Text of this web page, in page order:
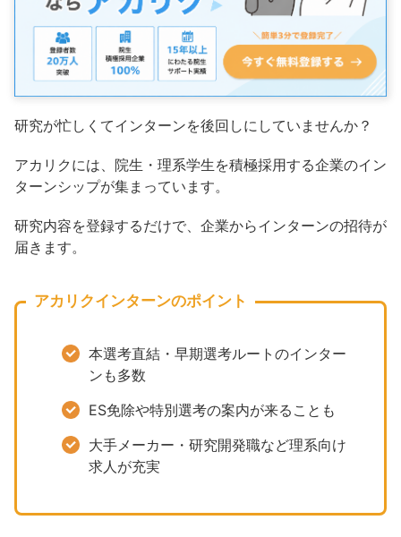
研究が忙しくてインターンを後回しにしていませんか？
アカリクには、院生・理系学生を積極採用する企業のイン
ターンシップが集まっています。
研究内容を登録するだけで、企業からインターンの招待が
届きます。
アカリクインターンのポイント
本選考直結・早期選考ルートのインター
ンも多数
ES免除や特別選考の案内が来ることも
大手メーカー・研究開発職など理系向け
求人が充実